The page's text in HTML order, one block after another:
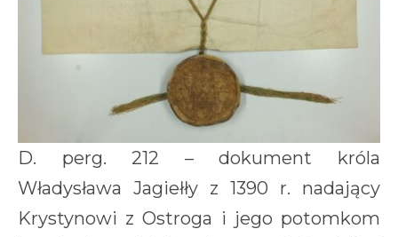
D. perg. 212 – dokument króla
Władysława Jagiełły z 1390 r. nadający
Krystynowi z Ostroga i jego potomkom